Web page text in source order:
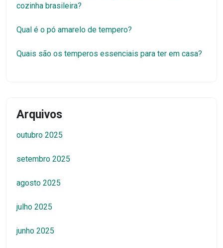
cozinha brasileira?
Qual é o pó amarelo de tempero?
Quais são os temperos essenciais para ter em casa?
Arquivos
outubro 2025
setembro 2025
agosto 2025
julho 2025
junho 2025